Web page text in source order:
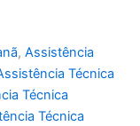
, Assistência
Técnica
Técnica
Técnica